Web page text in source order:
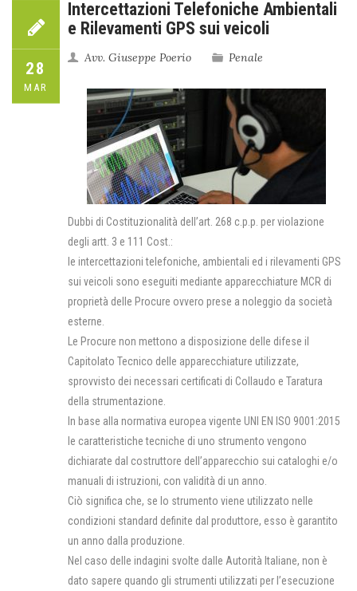
28
MAR
Intercettazioni Telefoniche Ambientali
e Rilevamenti GPS sui veicoli
Avv. Giuseppe Poerio Penale
Dubbi di Costituzionalità dell’art. 268 c.p.p. per violazione
degli artt. 3 e 111 Cost.:
le intercettazioni telefoniche, ambientali ed i rilevamenti GPS
sui veicoli sono eseguiti mediante apparecchiature MCR di
proprietà delle Procure ovvero prese a noleggio da società
esterne.
Le Procure non mettono a disposizione delle difese il
Capitolato Tecnico delle apparecchiature utilizzate,
sprovvisto dei necessari certificati di Collaudo e Taratura
della strumentazione.
In base alla normativa europea vigente UNI EN ISO 9001:2015
le caratteristiche tecniche di uno strumento vengono
dichiarate dal costruttore dell’apparecchio sui cataloghi e/o
manuali di istruzioni, con validità di un anno.
Ciò significa che, se lo strumento viene utilizzato nelle
condizioni standard definite dal produttore, esso è garantito
un anno dalla produzione.
Nel caso delle indagini svolte dalle Autorità Italiane, non è
dato sapere quando gli strumenti utilizzati per l’esecuzione